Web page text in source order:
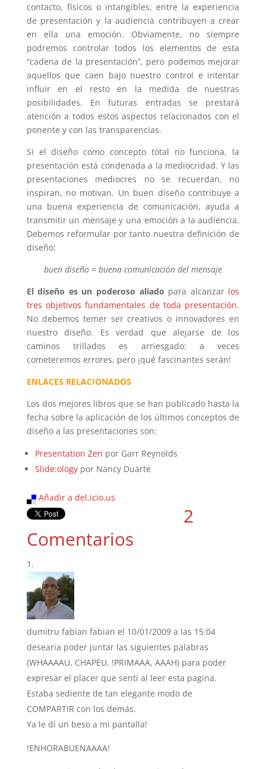
contacto, físicos o intangibles, entre la experiencia
de presentación y la audiencia contribuyen a crear
en ella una emoción. Obviamente, no siempre
podremos controlar todos los elementos de esta
“cadena de la presentación”, pero podemos mejorar
aquellos que caen bajo nuestro control e intentar
influir en el resto en la medida de nuestras
posibilidades. En futuras entradas se prestará
atención a todos estos aspectos relacionados con el
ponente y con las transparencias.
Si el diseño como concepto total no funciona, la
presentación está condenada a la mediocridad. Y las
presentaciones mediocres no se recuerdan, no
inspiran, no motivan. Un buen diseño contribuye a
una buena experiencia de comunicación, ayuda a
transmitir un mensaje y una emoción a la audiencia.
Debemos reformular por tanto nuestra definición de
diseño:
buen diseño = buena comunicación del mensaje
El diseño es un poderoso aliado para alcanzar los
tres objetivos fundamentales de toda presentación.
No debemos temer ser creativos o innovadores en
nuestro diseño. Es verdad que alejarse de los
caminos trillados es arriesgado: a veces
cometeremos errores, pero ¡qué fascinantes serán!
ENLACES RELACIONADOS
Los dos mejores libros que se han publicado hasta la
fecha sobre la aplicación de los últimos conceptos de
diseño a las presentaciones son:
Presentation Zen por Garr Reynolds
Slide:ologypor Nancy Duarte
Añadir a del.icio.us
2
Comentarios
dumitru fabian fabian el 10/01/2009 a las 15:04
desearia poder juntar las siguientes palabras
(WHAAAAU, CHAPEU, !PRIMAAA, AAAH) para poder
expresar el placer que sentí al leer esta pagina.
Estaba sediente de tan elegante modo de
COMPARTIR con los demás.
Ya le dí un beso a mi pantalla!
!ENHORABUENAAAA!